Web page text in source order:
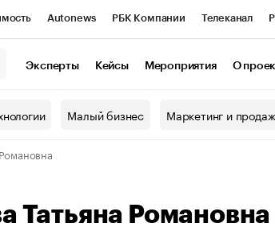
Autonews РБК Компании Телеканал
Эксперты Кейсы Мероприятия О
Малый бизнес Маркетинг и
Татьяна